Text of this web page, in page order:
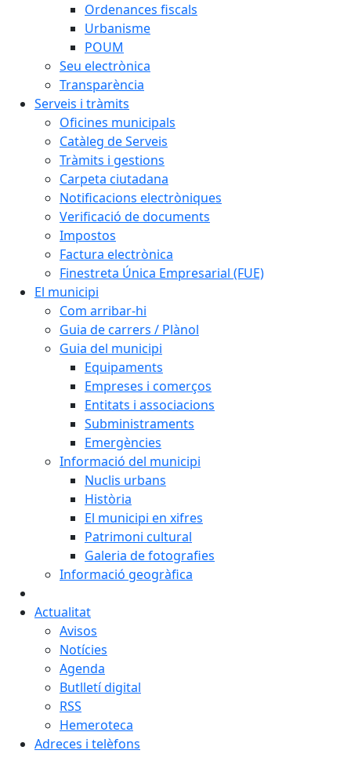
Ordenances fiscals
Urbanisme
POUM
Seu electrònica
Transparència
Serveis i tràmits
Oficines municipals
Catàleg de Serveis
Tràmits i gestions
Carpeta ciutadana
Notificacions electròniques
Verificació de documents
Impostos
Factura electrònica
Finestreta Única Empresarial (FUE)
El municipi
Com arribar-hi
Guia de carrers / Plànol
Guia del municipi
Equipaments
Empreses i comerços
Entitats i associacions
Subministraments
Emergències
Informació del municipi
Nuclis urbans
Història
El municipi en xifres
Patrimoni cultural
Galeria de fotografies
Informació geogràfica
Actualitat
Avisos
Notícies
Agenda
Butlletí digital
RSS
Hemeroteca
Adreces i telèfons